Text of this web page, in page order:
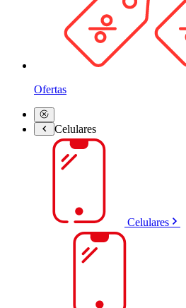
Ofertas
Celulares
Celulares